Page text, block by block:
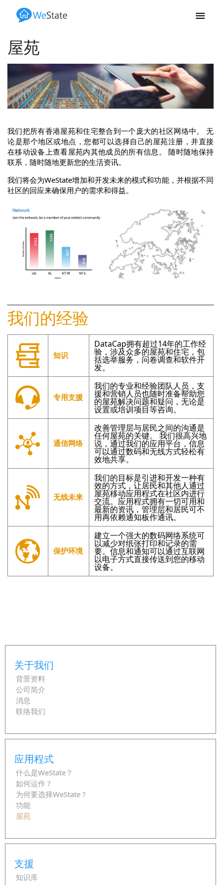
屋苑
我们把所有香港屋苑和住宅整合到一个庞大的社区网络中。 无
论是那个地区或地点，您都可以选择自己的屋苑注册，并直接
在移动设备上查看屋苑内其他成员的所有信息。 随时随地保持
联系，随时随地更新您的生活资讯。
我们将会为WeState增加和开发未来的模式和功能，并根据不同
社区的回应来确保用户的需求和得益。
我们的经验
知识
DataCap拥有超过14年的工作经
验，涉及众多的屋苑和住宅，包
括选举服务，问卷调查和软件开
发。
专用支援
我们的专业和经验团队人员，支
援和营销人员也随时准备帮助您
的屋苑解决问题和疑问，无论是
设置或培训项目等咨询。
通信网络
改善管理层与居民之间的沟通是
任何屋苑的关键。 我们很高兴地
说，通过我们的应用平台，信息
可以通过数码和无线方式轻松有
效地共享。
无线未来
我们的目标是引进和开发一种有
效的方式，让居民和其他人通过
屋苑移动应用程式在社区内进行
交流。应用程式拥有一切可用和
最新的资讯，管理层和居民可不
用再依赖通知板作通讯。
保护环境
建立一个强大的数码网络系统可
以减少对纸张打印和记录的需
要。信息和通知可以通过互联网
以电子方式直接传送到您的移动
设备。
关于我们
背景资料
公司简介
消息
联络我们
应用程式
什么是WeState？
如何运作 ?
为何要选择WeState ?
功能
屋苑
支援
知识库